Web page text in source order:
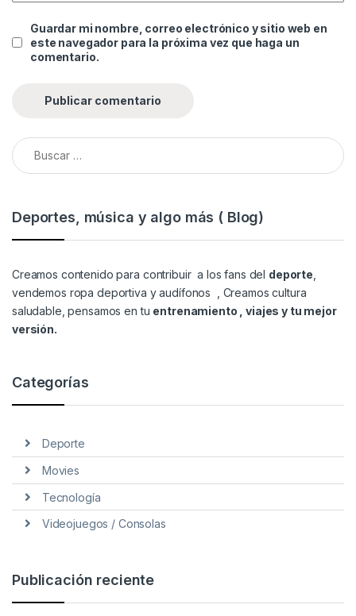
Guardar mi nombre, correo electrónico y sitio web en
este navegador para la próxima vez que haga un
comentario.
Buscar:
Deportes, música y algo más ( Blog)
Creamos contenido para contribuir a los fans del deporte,
vendemos ropa deportiva y audífonos , Creamos cultura
saludable, pensamos en tu entrenamiento , viajes y tu mejor
versión.
Categorías
Deporte
Movies
Tecnología
Videojuegos / Consolas
Publicación reciente